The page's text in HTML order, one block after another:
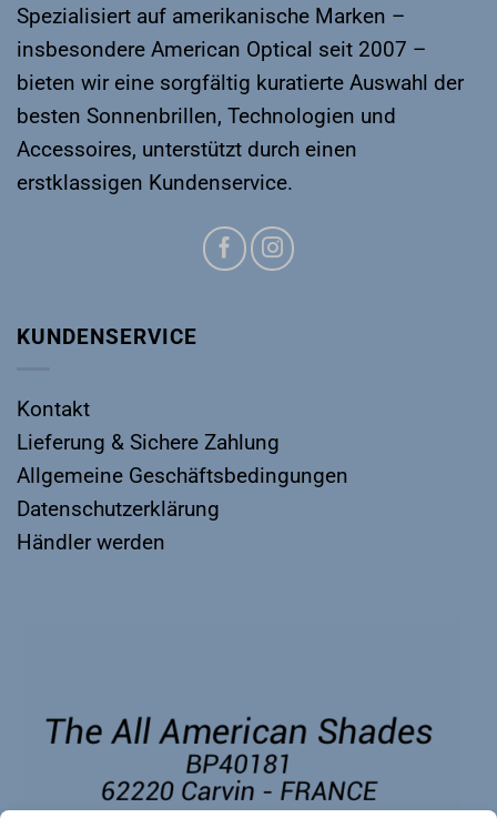
Spezialisiert auf amerikanische Marken –
insbesondere American Optical seit 2007 –
bieten wir eine sorgfältig kuratierte Auswahl der
besten Sonnenbrillen, Technologien und
Accessoires, unterstützt durch einen
erstklassigen Kundenservice.
KUNDENSERVICE
Kontakt
Lieferung & Sichere Zahlung
Allgemeine Geschäftsbedingungen
Datenschutzerklärung
Händler werden